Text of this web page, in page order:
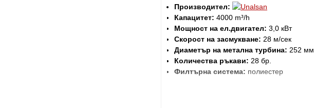
Производител:
Капацитет: 4000 m³/h
Мощност на ел.двигател: 3,0 кВт
Скорост на засмукване: 28 м/сек
Диаметър на метална турбина: 252 мм
Количества ръкави: 28 бр.
Филтърна система: полиестер